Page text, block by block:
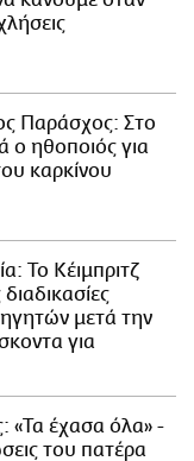
Παράσχος: Στο
ο ηθοποιός για
καρκίνου
Το Κέιμπριτζ
διαδικασίες
μετά την
για
«Τα έχασα όλα» -
του πατέρα